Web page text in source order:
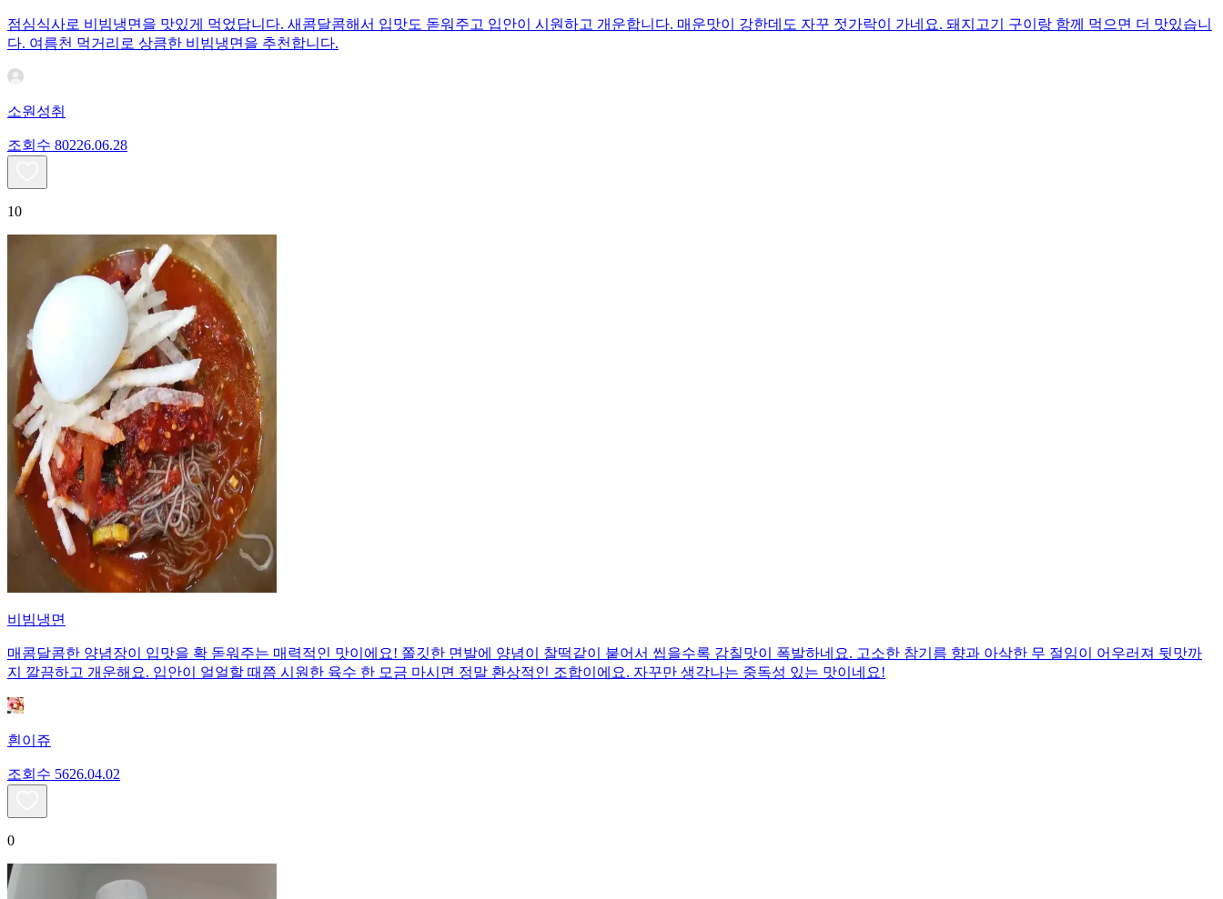
점심식사로 비빔냉면을 맛있게 먹었답니다. 새콤달콤해서 입맛도 돋워주고 입안이 시원하고 개운합니다. 매운맛이 강한데도 자꾸 젓가락이 가네요. 돼지고기 구이랑 함께 먹으면 더 맛있습니
다. 여름천 먹거리로 상큼한 비빔냉면을 추천합니다.
소원성취
조회수 80226.06.28
10
비빔냉면
매콤달콤한 양념장이 입맛을 확 돋워주는 매력적인 맛이에요! 쫄깃한 면발에 양념이 찰떡같이 붙어서 씹을수록 감칠맛이 폭발하네요. 고소한 참기름 향과 아삭한 무 절임이 어우러져 뒷맛까
지 깔끔하고 개운해요. 입안이 얼얼할 때쯤 시원한 육수 한 모금 마시면 정말 환상적인 조합이에요. 자꾸만 생각나는 중독성 있는 맛이네요!
흰이쥬
조회수 5626.04.02
0